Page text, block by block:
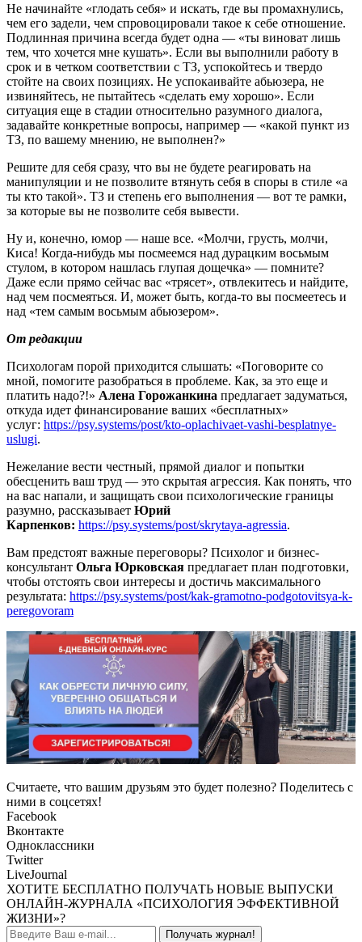
Не начинайте «глодать себя» и искать, где вы промахнулись,
чем его задели, чем спровоцировали такое к себе отношение.
Подлинная причина всегда будет одна — «ты виноват лишь
тем, что хочется мне кушать». Если вы выполнили работу в
срок и в четком соответствии с ТЗ, успокойтесь и твердо
стойте на своих позициях. Не успокаивайте абьюзера, не
извиняйтесь, не пытайтесь «сделать ему хорошо». Если
ситуация еще в стадии относительно разумного диалога,
задавайте конкретные вопросы, например — «какой пункт из
ТЗ, по вашему мнению, не выполнен?»
Решите для себя сразу, что вы не будете реагировать на
манипуляции и не позволите втянуть себя в споры в стиле «а
ты кто такой». ТЗ и степень его выполнения — вот те рамки,
за которые вы не позволите себя вывести.
Ну и, конечно, юмор — наше все. «Молчи, грусть, молчи,
Киса! Когда-нибудь мы посмеемся над дурацким восьмым
стулом, в котором нашлась глупая дощечка» — помните?
Даже если прямо сейчас вас «трясет», отвлекитесь и найдите,
над чем посмеяться. И, может быть, когда-то вы посмеетесь и
над «тем самым восьмым абьюзером».
От редакции
Психологам порой приходится слышать: «Поговорите со
мной, помогите разобраться в проблеме. Как, за это еще и
платить надо?!» Алена Горожанкина предлагает задуматься,
откуда идет финансирование ваших «бесплатных»
услуг: https://psy.systems/post/kto-oplachivaet-vashi-besplatnye-
uslugi.
Нежелание вести честный, прямой диалог и попытки
обесценить ваш труд — это скрытая агрессия. Как понять, что
на вас напали, и защищать свои психологические границы
разумно, рассказывает Юрий
Карпенков: https://psy.systems/post/skrytaya-agressia.
Вам предстоят важные переговоры? Психолог и бизнес-
консультант Ольга Юрковская предлагает план подготовки,
чтобы отстоять свои интересы и достичь максимального
результата: https://psy.systems/post/kak-gramotno-podgotovitsya-k-
peregovoram
Считаете, что вашим друзьям это будет полезно? Поделитесь с
ними в соцсетях!
Facebook
Вконтакте
Одноклассники
Twitter
LiveJournal
ХОТИТЕ БЕСПЛАТНО ПОЛУЧАТЬ НОВЫЕ ВЫПУСКИ
ОНЛАЙН-ЖУРНАЛА «ПСИХОЛОГИЯ ЭФФЕКТИВНОЙ
ЖИЗНИ»?
Получать журнал!